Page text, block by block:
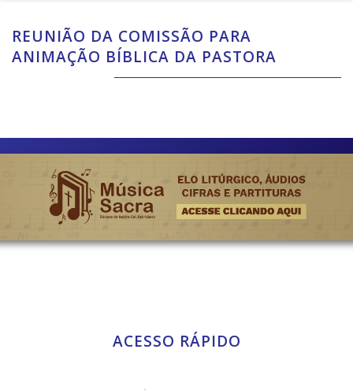
REUNIÃO DA COMISSÃO PARA
ANIMAÇÃO BÍBLICA DA PASTORA
ACESSO RÁPIDO